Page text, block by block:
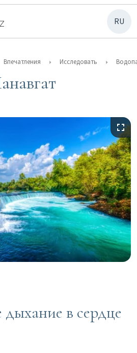
RU
Впечатления Исследовать
в сердце